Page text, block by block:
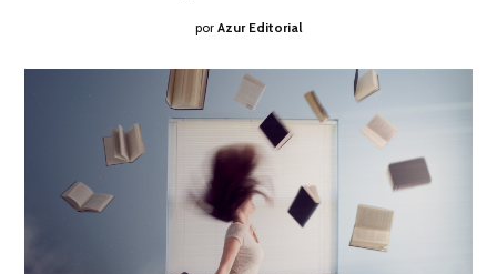
por Azur Editorial